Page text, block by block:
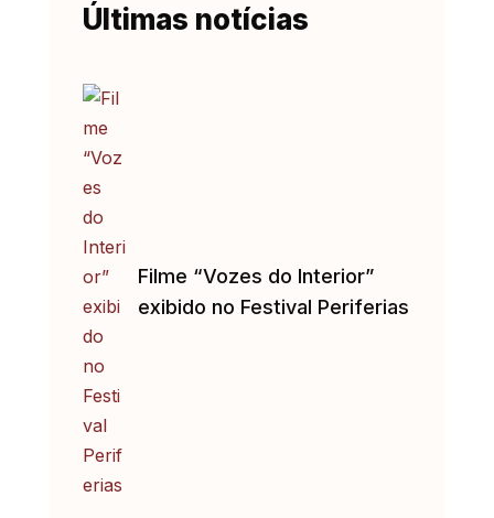
Últimas notícias
Filme “Vozes do Interior”
exibido no Festival Periferias